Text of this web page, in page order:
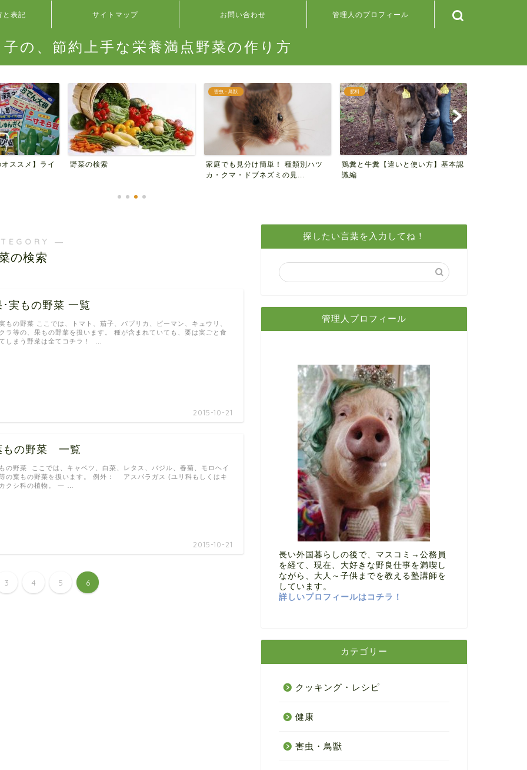
と表記 サイトマップ お問い合わせ 管理人のプロフィール
の、節約上手な栄養満点野菜の作り方
ススメ】ライ 野菜の検索
害虫・鳥獣
家庭でも見分け簡単！ 種類別ハツ
カ・クマ・ドブネズミの見...
肥料
鶏糞と牛糞【違いと使い方】基本認
識編
―
の検索
･実もの野菜 一覧
2015-10-21
もの野菜 ここでは、トマト、茄子、パプリカ、ピーマン、キュウリ、
ラ等の、果もの野菜を扱います。 種が含まれていても、要は実ごと食
しまう野菜は全てコチラ！ …
もの野菜 一覧
2015-10-21
の野菜 ここでは、キャベツ、白菜、レタス、バジル、春菊、モロヘイ
の葉もの野菜を扱います。 例外： アスパラガス (ユリ科もしくはキ
クシ科の植物。 一 …
3 4 5 6
探したい言葉を入力してね！
管理人プロフィール
長い外国暮らしの後で、マスコミ→公務員
を経て、現在、大好きな野良仕事を満喫し
ながら、大人～子供までを教える塾講師を
しています。
詳しいプロフィールはコチラ！
カテゴリー
クッキング・レシピ
健康
害虫・鳥獣